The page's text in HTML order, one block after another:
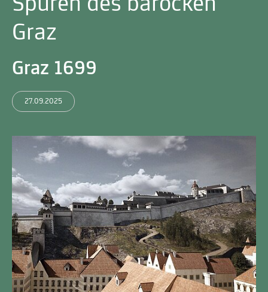
Spuren des barocken
Graz
Graz 1699
27.09.2025